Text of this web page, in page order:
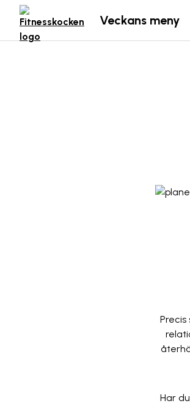
Veckans meny
Har